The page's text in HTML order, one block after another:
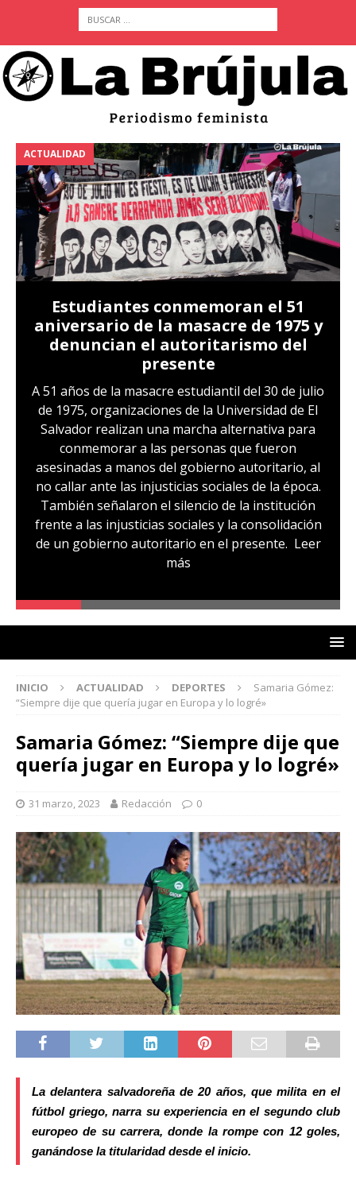
ACTUALIDAD
Estudiantes conmemoran el 51
aniversario de la masacre de 1975 y
denuncian el autoritarismo del
presente
A 51 años de la masacre estudiantil del 30 de julio
de 1975, organizaciones de la Universidad de El
Salvador realizan una marcha alternativa para
conmemorar a las personas que fueron
asesinadas a manos del gobierno autoritario, al
no callar ante las injusticias sociales de la época.
También señalaron el silencio de la institución
frente a las injusticias sociales y la consolidación
de un gobierno autoritario en el presente. Leer
más
INICIO ACTUALIDAD DEPORTES
Samaria Gómez:
“Siempre dije que quería jugar en Europa y lo logré»
Samaria Gómez: “Siempre dije que
quería jugar en Europa y lo logré»
31 marzo, 2023 Redacción 0
La delantera salvadoreña de 20 años, que milita en el
fútbol griego, narra su experiencia en el segundo club
europeo de su carrera, donde la rompe con 12 goles,
ganándose la titularidad desde el inicio.